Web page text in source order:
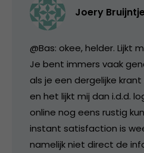
Joery
@Bas: okee, helder. Lijkt
Je bent immers vaak
als je een dergelijke
en het lijkt mij dan i.d.d.
online nog eens rustig
instant satisfaction is
namelijk niet direct de